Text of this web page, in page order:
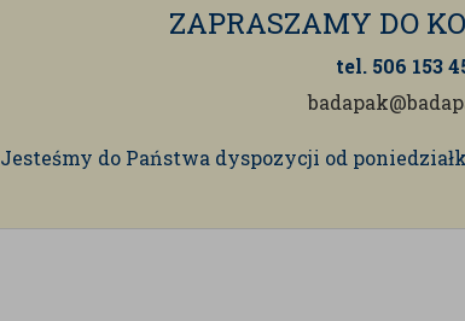
ZAPRASZAMY DO
tel. 506 153
Jesteśmy do Państwa dyspozycji od